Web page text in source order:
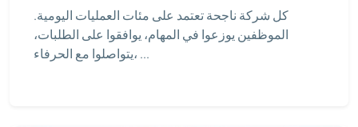
كل شركة ناجحة تعتمد على مئات العمليات اليومية.
الموظفين يوزعوا في المهام، يوافقوا على الطلبات،
يتواصلوا مع الحرفاء، ...